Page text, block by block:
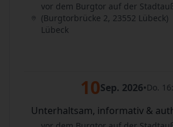
vor dem Burgtor auf der
(Burgtorbrücke 2, 23552 Lübeck)
Lübeck
10Sep. 2026•Do.
Unterhaltsam, informativ &